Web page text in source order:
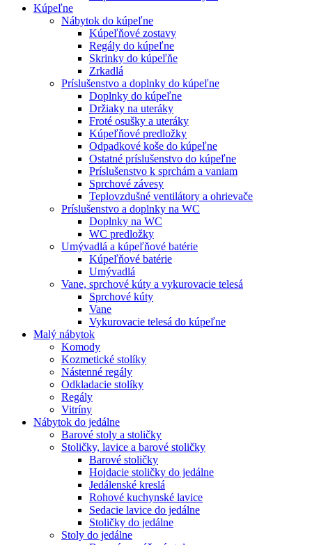
Kúpeľne
Nábytok do kúpeľne
Kúpeľňové zostavy
Regály do kúpeľne
Skrinky do kúpeľňe
Zrkadlá
Príslušenstvo a doplnky do kúpeľne
Doplnky do kúpeľne
Držiaky na uteráky
Froté osušky a uteráky
Kúpeľňové predložky
Odpadkové koše do kúpeľne
Ostatné príslušenstvo do kúpeľne
Príslušenstvo k sprchám a vaniam
Sprchové závesy
Teplovzdušné ventilátory a ohrievače
Príslušenstvo a doplnky na WC
Doplnky na WC
WC predložky
Umývadlá a kúpeľňové batérie
Kúpeľňové batérie
Umývadlá
Vane, sprchové kúty a vykurovacie telesá
Sprchové kúty
Vane
Vykurovacie telesá do kúpeľne
Malý nábytok
Komody
Kozmetické stolíky
Nástenné regály
Odkladacie stolíky
Regály
Vitríny
Nábytok do jedálne
Barové stoly a stoličky
Stoličky, lavice a barové stoličky
Barové stoličky
Hojdacie stoličky do jedálne
Jedálenské kreslá
Rohové kuchynské lavice
Sedacie lavice do jedálne
Stoličky do jedálne
Stoly do jedálne